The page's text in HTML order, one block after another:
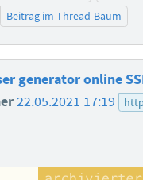
Beitrag im Thread-Baum
generator online
22.05.2021 17:19